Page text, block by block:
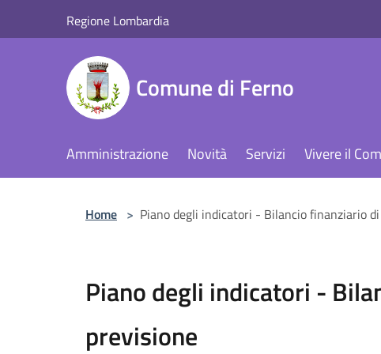
Regione Lombardia
Comune di Ferno
Amministrazione Novità Servizi Vivere il
Home > Piano degli indicatori - Bilancio finanziario
Piano degli indicatori -
previsione